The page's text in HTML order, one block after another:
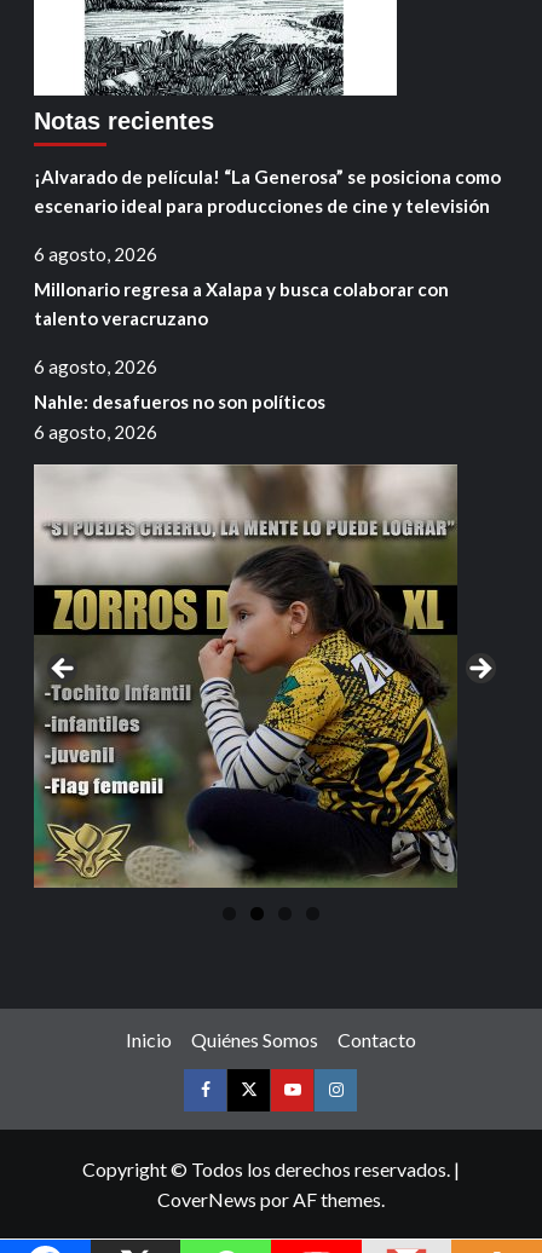
Notas recientes
¡Alvarado de película! “La Generosa” se posiciona como
escenario ideal para producciones de cine y televisión
6 agosto, 2026
Millonario regresa a Xalapa y busca colaborar con
talento veracruzano
6 agosto, 2026
Nahle: desafueros no son políticos
6 agosto, 2026
Inicio Quiénes Somos Contacto
Copyright © Todos los derechos reservados. |
CoverNews por AF themes.